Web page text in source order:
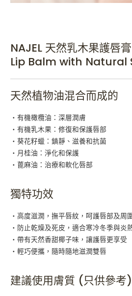
NAJEL 天然乳木果護唇
Lip Balm with Natural
天然植物油混合而成的
・有機橄欖油：深層潤膚
・有機乳木果：修復和保護唇部
・葵花籽蠟：鎮靜、滋養和抗菌
・月桂油：淨化和保護
・蓖麻油：治療和軟化唇部
獨特功效
・高度滋潤，撫平唇紋，呵護唇部及周
・防止乾燥及死皮，適合寒冷冬季與炎
・帶有天然香甜椰子味，讓護唇更享受
・輕巧便攜，隨時隨地滋潤雙唇
建議使用膚質 (只供參考)